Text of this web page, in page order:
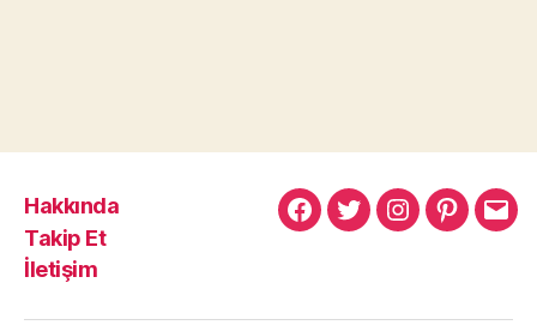
Hakkında
Takip Et
İletişim
MuratMuratMuratPinterest